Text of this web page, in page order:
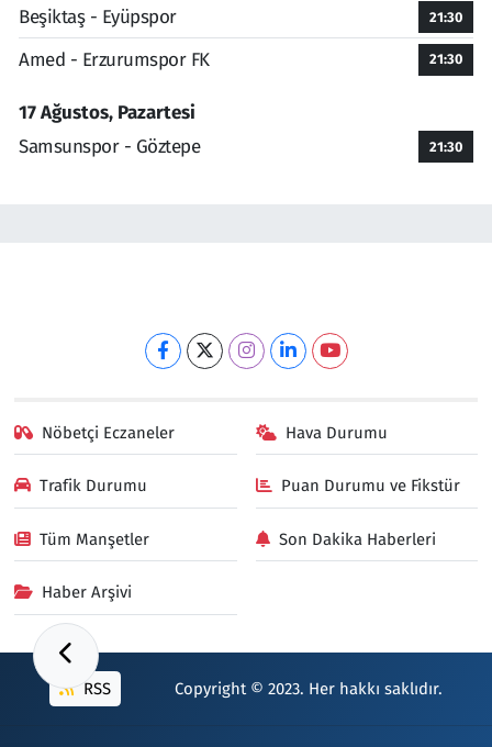
Beşiktaş - Eyüpspor 21:30
Amed - Erzurumspor FK 21:30
17 Ağustos, Pazartesi
Samsunspor - Göztepe
21:30
Nöbetçi Eczaneler Hava Durumu
Trafik Durumu Puan Durumu ve Fikstür
Tüm Manşetler Son Dakika Haberleri
Haber Arşivi
RSS Copyright © 2023. Her hakkı saklıdır.